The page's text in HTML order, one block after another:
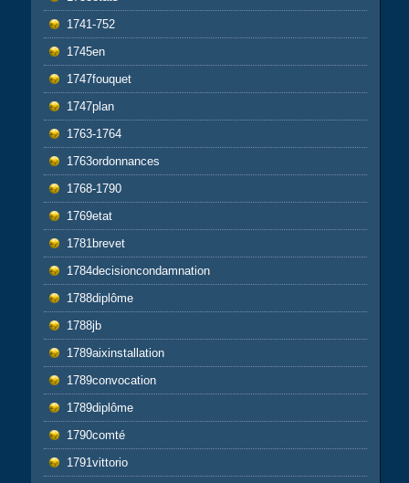
1741-752
1745en
1747fouquet
1747plan
1763-1764
1763ordonnances
1768-1790
1769etat
1781brevet
1784decisioncondamnation
1788diplôme
1788jb
1789aixinstallation
1789convocation
1789diplôme
1790comté
1791vittorio